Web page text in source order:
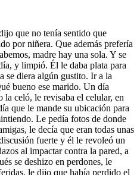
que no tenía sentido que
por niñera. Que además prefería
madre hay una sola. Y se
y limpió. Él le daba plata para
se diera algún gustito. Ir a la
bueno ese marido. Un día
la celó, le revisaba el celular, en
que le mande su ubicación para
Le pedía fotos de donde
le decía que eran todas unas
fuerte y él le revoleó un
al impactar contra la pared, a
se deshizo en perdones, le
le dijo que había perdido el